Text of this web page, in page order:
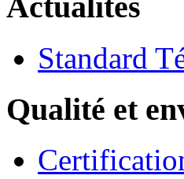
Standard
Qualité et